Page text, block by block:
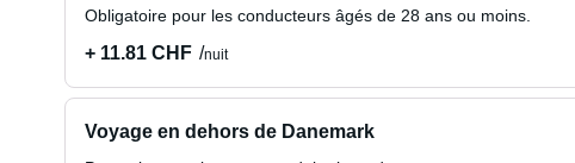
Obligatoire pour les conducteurs âgés de 28 ans ou moins.
+ 11.81 CHF nuit
Voyage en dehors de Danemark